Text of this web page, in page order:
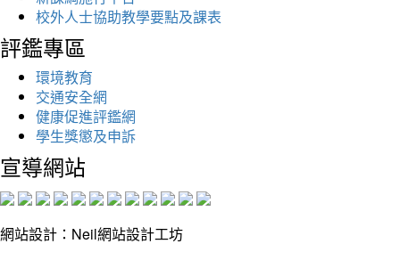
校外人士協助教學要點及課表
評鑑專區
環境教育
交通安全網
健康促進評鑑網
學生獎懲及申訴
宣導網站
網站設計：Neil網站設計工坊